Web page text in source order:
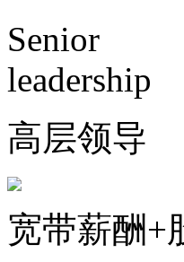
Senior
leadership
高层领导
宽带薪酬+